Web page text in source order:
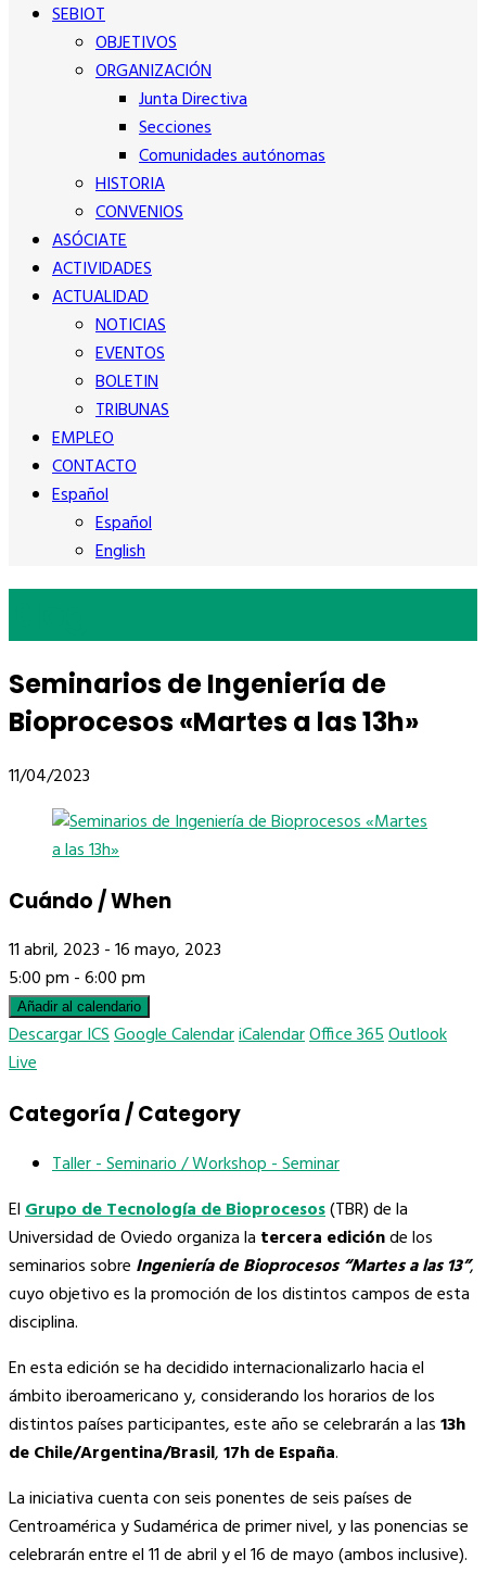
SEBIOT
OBJETIVOS
ORGANIZACIÓN
Junta Directiva
Secciones
Comunidades autónomas
HISTORIA
CONVENIOS
ASÓCIATE
ACTIVIDADES
ACTUALIDAD
NOTICIAS
EVENTOS
BOLETIN
TRIBUNAS
EMPLEO
CONTACTO
Español
Español
English
Seminarios de Ingeniería de
Bioprocesos «Martes a las 13h»
11/04/2023
Cuándo / When
11 abril, 2023 - 16 mayo, 2023
5:00 pm - 6:00 pm
Añadir al calendario
Descargar ICSGoogle CalendariCalendarOffice 365Outlook
Live
Categoría / Category
Taller - Seminario / Workshop - Seminar
ElGrupo de Tecnología de Bioprocesos(TBR) de la
Universidad de Oviedo organiza la tercera ediciónde los
seminarios sobre Ingeniería de Bioprocesos “Martes a las 13”,
cuyo objetivo es la promoción de los distintos campos de esta
disciplina.
En esta edición se ha decidido internacionalizarlo hacia el
ámbito iberoamericano y, considerando los horarios de los
distintos países participantes, este año se celebrarán a las13h
de Chile/Argentina/Brasil,17h de España.
La iniciativa cuenta con seis ponentes de seis países de
Centroamérica y Sudamérica de primer nivel, y las ponencias se
celebrarán entre el 11 de abril y el 16 de mayo (ambos inclusive).